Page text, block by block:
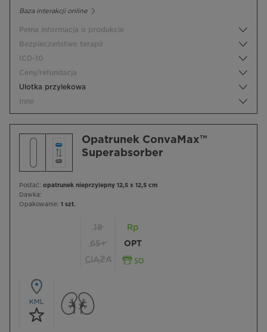
Baza interakcji online
Pełna informacja o produkcie
Bezpieczeństwo terapii
ICD-10
Ceny/refundacja
Ulotka przylekowa
Inne
Opatrunek ConvaMax™
Superabsorber
Postać: opatrunek nieprzylepny 12,5 x 12,5 cm
Dawka:
Opakowanie: 1 szt.
18
65+
CIĄŻA
Rp
OPT
KML